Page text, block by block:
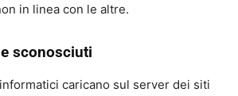
in linea con le altre.
sconosciuti
caricano sul server dei siti